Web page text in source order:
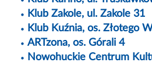
Klub Zakole, ul. Zakole 31
Klub Kuźnia, os. Złotego
ARTzona, os. Górali 4
Nowohuckie Centrum